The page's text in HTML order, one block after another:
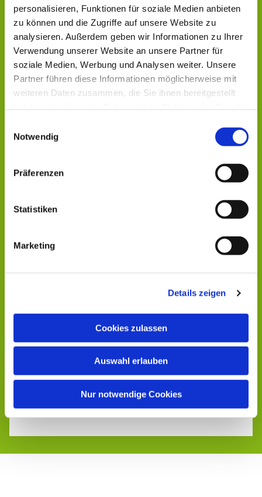
personalisieren, Funktionen für soziale Medien anbieten
zu können und die Zugriffe auf unsere Website zu
analysieren. Außerdem geben wir Informationen zu Ihrer
Verwendung unserer Website an unsere Partner für
soziale Medien, Werbung und Analysen weiter. Unsere
Partner führen diese Informationen möglicherweise mit
weiteren Daten zusammen, die Sie ihnen bereitgestellt
Notwendig
Präferenzen
Statistiken
Marketing
Details zeigen
Cookies zulassen
Auswahl erlauben
Nur notwendige Cookies